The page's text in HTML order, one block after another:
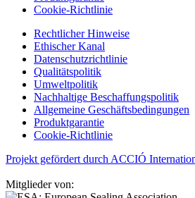
Cookie-Richtlinie
Rechtlicher Hinweise
Ethischer Kanal
Datenschutzrichtlinie
Qualitätspolitik
Umweltpolitik
Nachhaltige Beschaffungspolitik
Allgemeine Geschäftsbedingungen
Produktgarantie
Cookie-Richtlinie
Projekt gefördert durch ACCIÓ
Mitglieder von: